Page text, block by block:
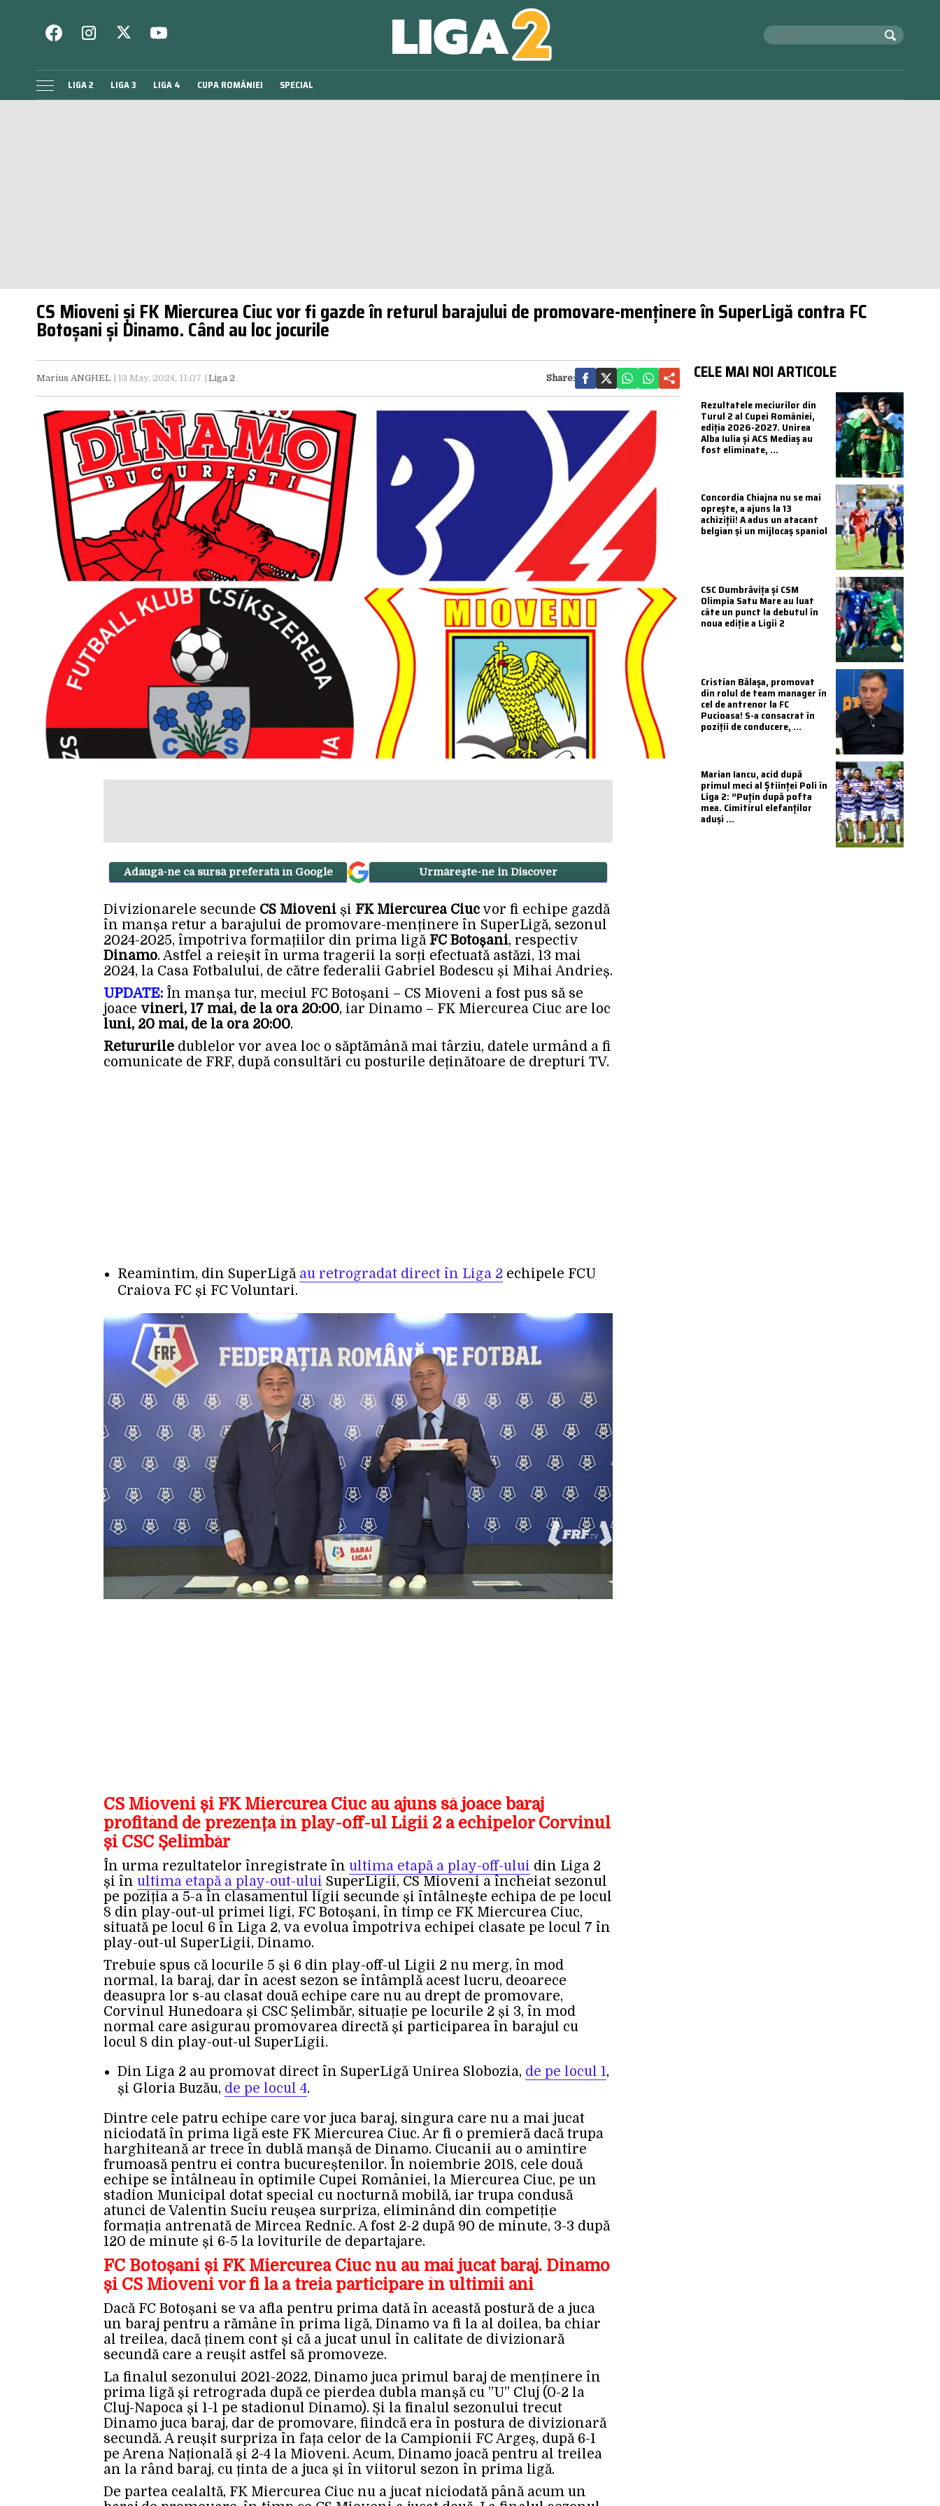
LIGA 2 LIGA 3 LIGA 4 CUPA ROMÂNIEI SPECIAL
CS Mioveni și FK Miercurea Ciuc vor fi gazde în returul barajului de promovare-menținere în SuperLigă contra FC
Botoșani și Dinamo. Când au loc jocurile
Marius ANGHEL 13 May. 2024, 11:07 Liga 2 Share:
Adaugă-ne ca sursă preferată în Google Urmărește-ne in Discover
Divizionarele secunde CS Mioveni și FK Miercurea Ciuc vor fi echipe gazdă
în manșa retur a barajului de promovare-menținere în SuperLigă, sezonul
2024-2025, împotriva formațiilor din prima ligă FC Botoșani, respectiv
Dinamo. Astfel a reieșit în urma tragerii la sorți efectuată astăzi, 13 mai
2024, la Casa Fotbalului, de către federalii Gabriel Bodescu și Mihai Andrieș.
UPDATE: În manșa tur, meciul FC Botoșani – CS Mioveni a fost pus să se
joace vineri, 17 mai, de la ora 20:00, iar Dinamo – FK Miercurea Ciuc are loc
luni, 20 mai, de la ora 20:00.
Retururile dublelor vor avea loc o săptămână mai târziu, datele urmând a fi
comunicate de FRF, după consultări cu posturile deținătoare de drepturi TV.
Reamintim, din SuperLigă au retrogradat direct în Liga 2 echipele FCU
Craiova FC și FC Voluntari.
CS Mioveni și FK Miercurea Ciuc au ajuns să joace baraj
profitând de prezența în play-off-ul Ligii 2 a echipelor Corvinul
și CSC Șelimbăr
În urma rezultatelor înregistrate în ultima etapă a play-off-ului din Liga 2
și în ultima etapă a play-out-ului SuperLigii, CS Mioveni a încheiat sezonul
pe poziția a 5-a în clasamentul ligii secunde și întâlnește echipa de pe locul
8 din play-out-ul primei ligi, FC Botoșani, în timp ce FK Miercurea Ciuc,
situată pe locul 6 în Liga 2, va evolua împotriva echipei clasate pe locul 7 în
play-out-ul SuperLigii, Dinamo.
Trebuie spus că locurile 5 și 6 din play-off-ul Ligii 2 nu merg, în mod
normal, la baraj, dar în acest sezon se întâmplă acest lucru, deoarece
deasupra lor s-au clasat două echipe care nu au drept de promovare,
Corvinul Hunedoara și CSC Șelimbăr, situație pe locurile 2 și 3, în mod
normal care asigurau promovarea directă și participarea în barajul cu
locul 8 din play-out-ul SuperLigii.
Din Liga 2 au promovat direct în SuperLigă Unirea Slobozia, de pe locul 1,
și Gloria Buzău, de pe locul 4.
Dintre cele patru echipe care vor juca baraj, singura care nu a mai jucat
niciodată în prima ligă este FK Miercurea Ciuc. Ar fi o premieră dacă trupa
harghiteană ar trece în dublă manșă de Dinamo. Ciucanii au o amintire
frumoasă pentru ei contra bucureștenilor. În noiembrie 2018, cele două
echipe se întâlneau în optimile Cupei României, la Miercurea Ciuc, pe un
stadion Municipal dotat special cu nocturnă mobilă, iar trupa condusă
atunci de Valentin Suciu reușea surpriza, eliminând din competiție
formația antrenată de Mircea Rednic. A fost 2-2 după 90 de minute, 3-3 după
120 de minute și 6-5 la loviturile de departajare.
FC Botoșani și FK Miercurea Ciuc nu au mai jucat baraj. Dinamo
și CS Mioveni vor fi la a treia participare în ultimii ani
Dacă FC Botoșani se va afla pentru prima dată în această postură de a juca
un baraj pentru a rămâne în prima ligă, Dinamo va fi la al doilea, ba chiar
al treilea, dacă ținem cont și că a jucat unul în calitate de divizionară
secundă care a reușit astfel să promoveze.
La finalul sezonului 2021-2022, Dinamo juca primul baraj de menținere în
prima ligă și retrograda după ce pierdea dubla manșă cu ”U” Cluj (0-2 la
Cluj-Napoca și 1-1 pe stadionul Dinamo). Și la finalul sezonului trecut
Dinamo juca baraj, dar de promovare, fiindcă era în postura de divizionară
secundă. A reușit surpriza în fața celor de la Campionii FC Argeș, după 6-1
pe Arena Națională și 2-4 la Mioveni. Acum, Dinamo joacă pentru al treilea
an la rând baraj, cu ținta de a juca și în viitorul sezon în prima ligă.
De partea cealaltă, FK Miercurea Ciuc nu a jucat niciodată până acum un
CELE MAI NOI ARTICOLE
Rezultatele meciurilor din
Turul 2 al Cupei României,
ediția 2026-2027. Unirea
Alba Iulia și ACS Mediaș au
fost eliminate, ...
Concordia Chiajna nu se mai
oprește, a ajuns la 13
achiziții! A adus un atacant
belgian și un mijlocaș spaniol
CSC Dumbrăvița și CSM
Olimpia Satu Mare au luat
câte un punct la debutul în
noua ediție a Ligii 2
Cristian Bălașa, promovat
din rolul de team manager în
cel de antrenor la FC
Pucioasa! S-a consacrat în
poziții de conducere, ...
Marian Iancu, acid după
primul meci al Științei Poli în
Liga 2: ”Puțin după pofta
mea. Cimitirul elefanților
aduși ...